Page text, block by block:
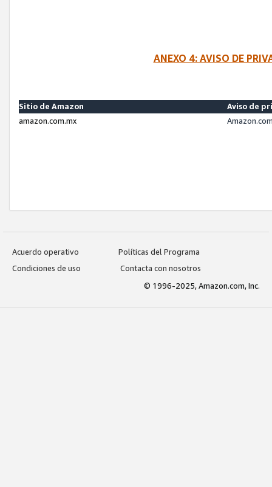
ANEXO 4: AVISO DE
Sitio de Amazon
Aviso de
amazon.com.mx
Acuerdo operativo
Políticas del Programa
Condiciones de uso
Contacta con nosotros
© 1996-2025, Amazon.com, Inc.